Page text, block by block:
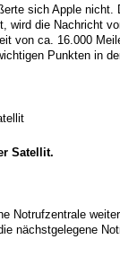
sich Apple
wird die Nachricht
von ca. 16.000
Punkten in
Satellit.
Notrufzentrale
nächstgelegene